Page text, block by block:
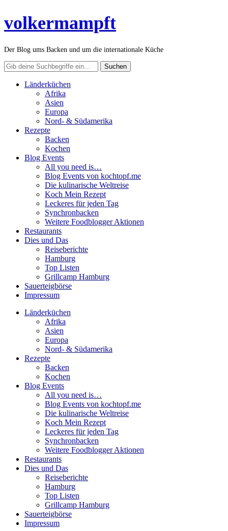
volkermampft
Der Blog ums Backen und um die internationale Küche
Länderküchen
Afrika
Asien
Europa
Nord- & Südamerika
Rezepte
Backen
Kochen
Blog Events
All you need is…
Blog Events von kochtopf.me
Die kulinarische Weltreise
Koch Mein Rezept
Leckeres für jeden Tag
Synchronbacken
Weitere Foodblogger Aktionen
Restaurants
Dies und Das
Reiseberichte
Hamburg
Top Listen
Grillcamp Hamburg
Sauerteigbörse
Impressum
Länderküchen
Afrika
Asien
Europa
Nord- & Südamerika
Rezepte
Backen
Kochen
Blog Events
All you need is…
Blog Events von kochtopf.me
Die kulinarische Weltreise
Koch Mein Rezept
Leckeres für jeden Tag
Synchronbacken
Weitere Foodblogger Aktionen
Restaurants
Dies und Das
Reiseberichte
Hamburg
Top Listen
Grillcamp Hamburg
Sauerteigbörse
Impressum